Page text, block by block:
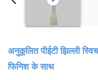
अनुकूलित पीईटी झिल्ली
फिनिश के साथ